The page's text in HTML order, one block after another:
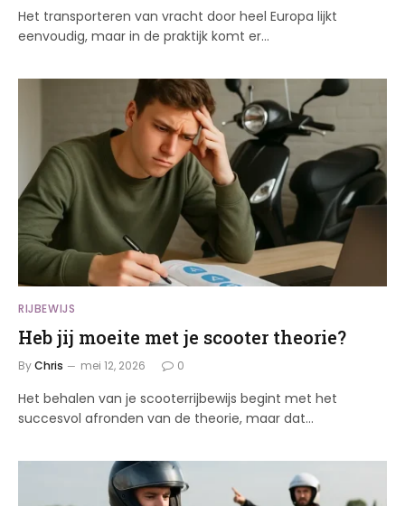
Het transporteren van vracht door heel Europa lijkt
eenvoudig, maar in de praktijk komt er…
RIJBEWIJS
Heb jij moeite met je scooter theorie?
ByChris mei 12, 2026 0
Het behalen van je scooterrijbewijs begint met het
succesvol afronden van de theorie, maar dat…